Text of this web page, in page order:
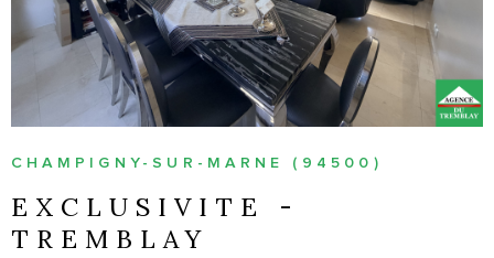
CHAMPIGNY-SUR-MARNE (94500)
EXCLUSIVITE -
TREMBLAY